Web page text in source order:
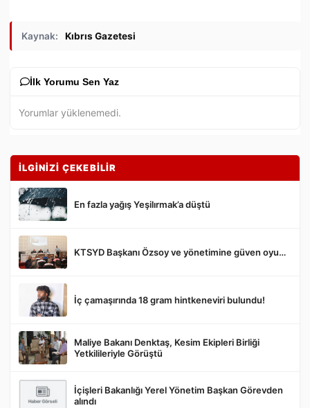
Kaynak: Kıbrıs Gazetesi
İlk Yorumu Sen Yaz
Gönder
Yorumlar yüklenemedi.
İLGİNİZİ ÇEKEBİLİR
En fazla yağış Yeşilırmak’a düştü
KTSYD Başkanı Özsoy ve yönetimine güven oyu…
İç çamaşırında 18 gram hintkeneviri bulundu!
Maliye Bakanı Denktaş, Kesim Ekipleri Birliği
Yetkilileriyle Görüştü
İçişleri Bakanlığı Yerel Yönetim Başkan Görevden
alındı